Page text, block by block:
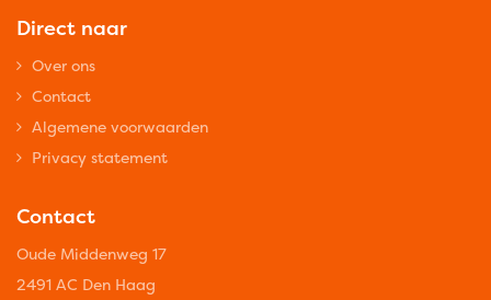
Direct naar
Over ons
Contact
Algemene voorwaarden
Privacy statement
Contact
Oude Middenweg 17
2491 AC Den Haag